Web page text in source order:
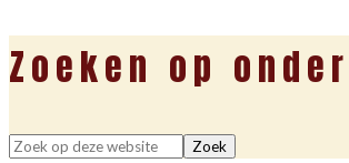
Zoeken op
Zoek